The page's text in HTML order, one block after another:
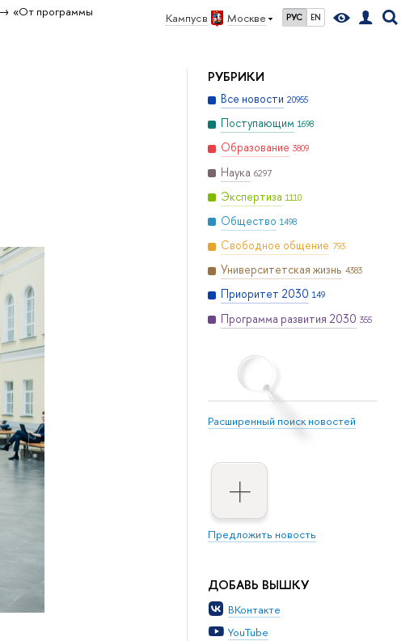
Кампус в Москве РУС EN
«От программы
РУБРИКИ
Все новости 20955
Поступающим 1698
Образование 3809
Наука 6297
Экспертиза 1110
Общество 1498
Свободное общение 793
Университетская жизнь 4383
Приоритет 2030 149
Программа развития 2030 355
Расширенный поиск новостей
Предложить новость
ДОБАВЬ ВЫШКУ
ВКонтакте
YouTube